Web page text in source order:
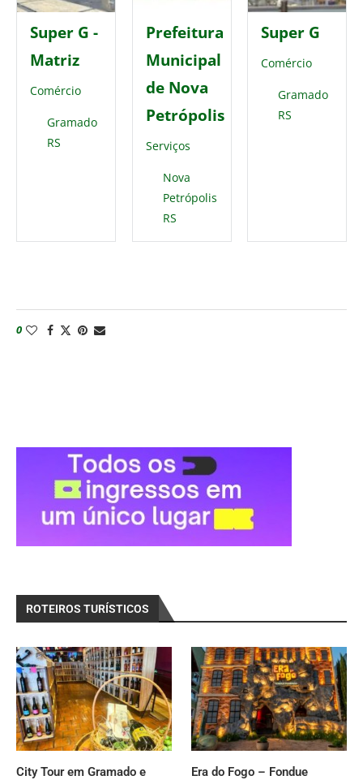
Super G -
Matriz
Comércio
Gramado
RS
Prefeitura
Municipal
de Nova
Petrópolis
Serviços
Nova
Petrópolis
RS
Super G
Comércio
Gramado
RS
0
ROTEIROS TURÍSTICOS
City Tour em Gramado e
Era do Fogo – Fondue